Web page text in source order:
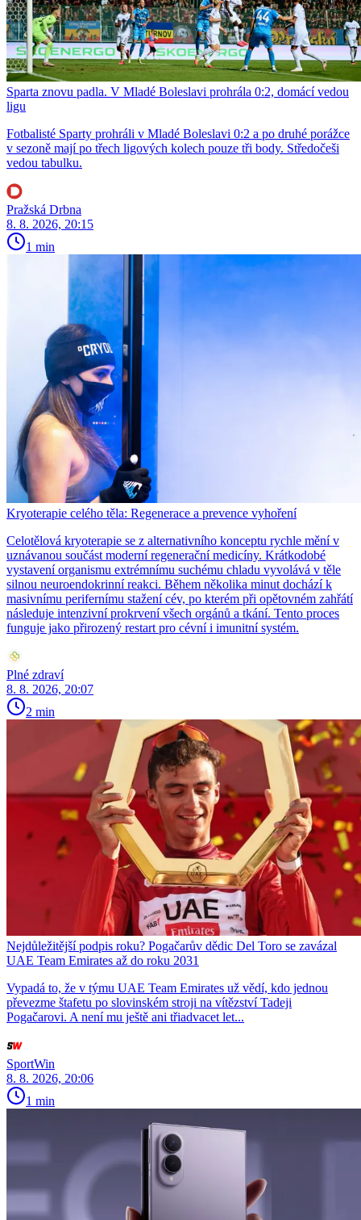
Sparta znovu padla. V Mladé Boleslavi prohrála 0:2, domácí vedou
ligu
Fotbalisté Sparty prohráli v Mladé Boleslavi 0:2 a po druhé porážce
v sezoně mají po třech ligových kolech pouze tři body. Středočeši
vedou tabulku.
Pražská Drbna
8. 8. 2026, 20:15
1 min
Kryoterapie celého těla: Regenerace a prevence vyhoření
Celotělová kryoterapie se z alternativního konceptu rychle mění v
uznávanou součást moderní regenerační medicíny. Krátkodobé
vystavení organismu extrémnímu suchému chladu vyvolává v těle
silnou neuroendokrinní reakci. Během několika minut dochází k
masivnímu perifernímu stažení cév, po kterém při opětovném zahřátí
následuje intenzivní prokrvení všech orgánů a tkání. Tento proces
funguje jako přirozený restart pro cévní i imunitní systém.
Plné zdraví
8. 8. 2026, 20:07
2 min
Nejdůležitější podpis roku? Pogačarův dědic Del Toro se zavázal
UAE Team Emirates až do roku 2031
Vypadá to, že v týmu UAE Team Emirates už vědí, kdo jednou
převezme štafetu po slovinském stroji na vítězství Tadeji
Pogačarovi. A není mu ještě ani třiadvacet let...
SportWin
8. 8. 2026, 20:06
1 min